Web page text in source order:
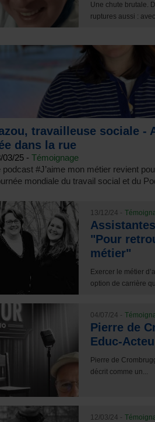
Une chute brutale.
ruptures aussi :
travailleuse sociale -
dans la rue
03/25 - Témoignage
podcast #J’aime mon métier revient
mondiale du travail social et du
13/12/24 -
"Pour
métier"
Exercer le métier
option de carrière
04/07/24 -
Pierre de
Educ-
Pierre de
décrit comme un...
12/03/24 -